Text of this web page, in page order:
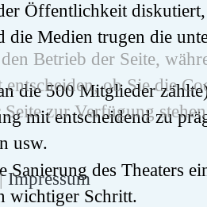
Öffentlichkeit
Medien trugen die
die 500 Mitglieder
mit entscheidend zu
usw.
des Theaters
wichtiger Schritt.
Betrieb der Seite,
ob Sie die
zur Verfügung
Impressum